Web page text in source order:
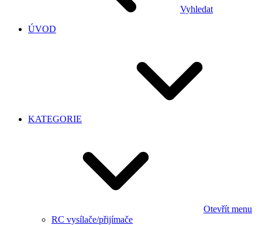
Vyhledat
ÚVOD
KATEGORIE
Otevřít menu
RC vysílače/přijímače